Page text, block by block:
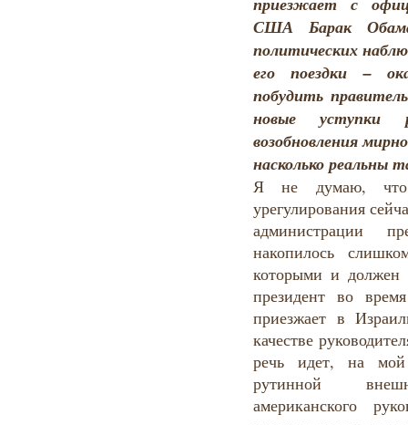
США Барак
политических
его поездки –
побудить
новые уступки
возобновления
насколько реальны
Я не думаю, что
урегулирования
администрации
накопилось
которыми и должен
президент во
приезжает в
качестве
речь идет, на
рутинной
американского